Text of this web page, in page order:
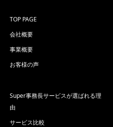
TOP PAGE
会社概要
事業概要
お客様の声
Super事務長サービスが選ばれる理
由
サービス比較